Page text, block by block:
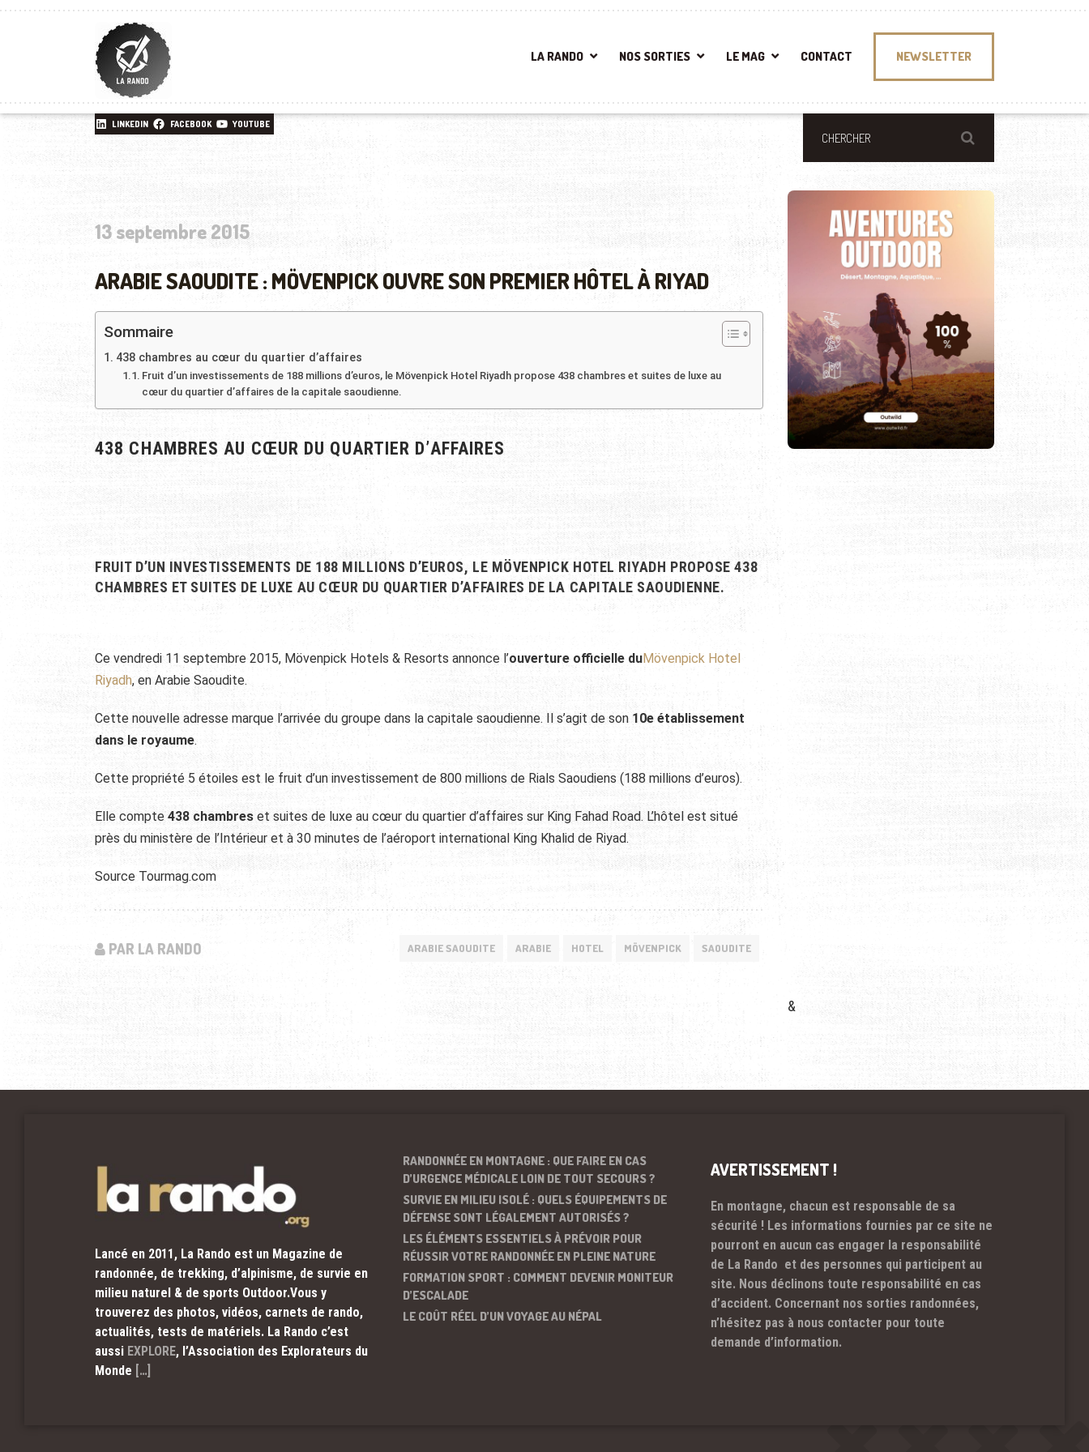
LA RANDO NOS SORTIES LE MAG CONTACT NEWSLETTER
LINKEDIN FACEBOOK YOUTUBE
13 septembre 2015
ARABIE SAOUDITE : MÖVENPICK OUVRE SON PREMIER HÔTEL À RIYAD
Sommaire
438 chambres au cœur du quartier d’affaires
Fruit d’un investissements de 188 millions d’euros, le Mövenpick Hotel Riyadh propose 438 chambres et suites de luxe au
cœur du quartier d’affaires de la capitale saoudienne.
438 CHAMBRES AU CŒUR DU QUARTIER D’AFFAIRES
FRUIT D’UN INVESTISSEMENTS DE 188 MILLIONS D’EUROS, LE MÖVENPICK HOTEL RIYADH PROPOSE 438
CHAMBRES ET SUITES DE LUXE AU CŒUR DU QUARTIER D’AFFAIRES DE LA CAPITALE SAOUDIENNE.
Ce vendredi 11 septembre 2015, Mövenpick Hotels & Resorts annonce l’ouverture officielle duMövenpick Hotel
Riyadh, en Arabie Saoudite.
Cette nouvelle adresse marque l’arrivée du groupe dans la capitale saoudienne. Il s’agit de son 10e établissement
dans le royaume.
Cette propriété 5 étoiles est le fruit d’un investissement de 800 millions de Rials Saoudiens (188 millions d’euros).
Elle compte438 chambres et suites de luxe au cœur du quartier d’affaires sur King Fahad Road. L’hôtel est situé
près du ministère de l’Intérieur et à 30 minutes de l’aéroport international King Khalid de Riyad.
Source Tourmag.com
PAR LA RANDO ARABIE SAOUDITE ARABIE HOTEL MÖVENPICK SAOUDITE
&
Lancé en 2011, La Rando est un Magazine de
randonnée, de trekking, d’alpinisme, de survie en
milieu naturel & de sports Outdoor.Vous y
trouverez des photos, vidéos, carnets de rando,
actualités, tests de matériels. La Rando c’est
aussi EXPLORE, l’Association des Explorateurs du
Monde […]
RANDONNÉE EN MONTAGNE : QUE FAIRE EN CAS
D’URGENCE MÉDICALE LOIN DE TOUT SECOURS ?
SURVIE EN MILIEU ISOLÉ : QUELS ÉQUIPEMENTS DE
DÉFENSE SONT LÉGALEMENT AUTORISÉS ?
LES ÉLÉMENTS ESSENTIELS À PRÉVOIR POUR
RÉUSSIR VOTRE RANDONNÉE EN PLEINE NATURE
FORMATION SPORT : COMMENT DEVENIR MONITEUR
D’ESCALADE
LE COÛT RÉEL D’UN VOYAGE AU NÉPAL
AVERTISSEMENT !
En montagne, chacun est responsable de sa
sécurité ! Les informations fournies par ce site ne
pourront en aucun cas engager la responsabilité
de La Rando et des personnes qui participent au
site. Nous déclinons toute responsabilité en cas
d’accident. Concernant nos sorties randonnées,
n’hésitez pas à nous contacter pour toute
demande d’information.